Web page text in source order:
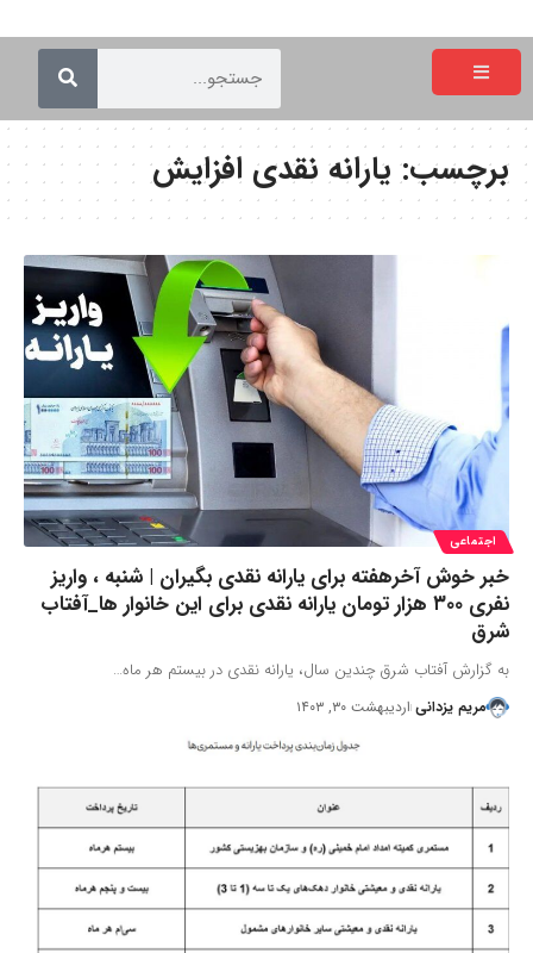
برچسب:یارانه نقدی افزایش
اجتماعی
خبر خوش آخرهفته برای یارانه نقدی بگیران | شنبه ، واریز
نفری ۳۰۰ هزار تومان یارانه نقدی برای این خانوار ها_آفتاب
شرق
به گزارش آفتاب شرق چندین سال، یارانه نقدی در بیستم هر ماه…
مریم یزدانی اردیبهشت ۳۰, ۱۴۰۳